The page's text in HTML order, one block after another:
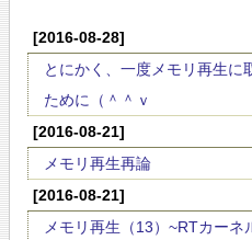
[2016-08-28]
とにかく、一度メモリ再生に
ために（＾＾ｖ
[2016-08-21]
メモリ再生再論
[2016-08-21]
メモリ再生（13）~RTカーネ